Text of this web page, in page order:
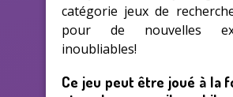
catégorie jeux de
pour de nouvelles
inoubliables!
Ce jeu peut être joué à la